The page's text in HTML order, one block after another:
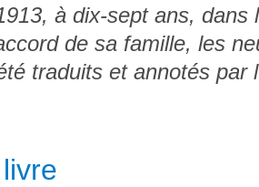
à dix-sept ans, dans
de sa famille, les
traduits et annotés par